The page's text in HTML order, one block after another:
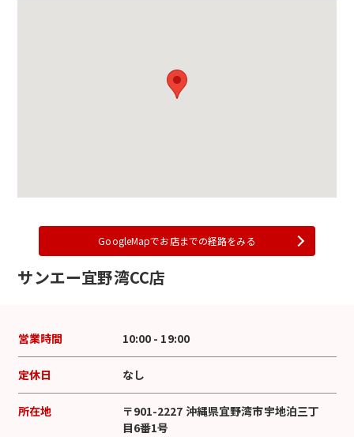
GoogleMapでお店までの経路をみる
サンエー宜野湾CC店
営業時間 10:00 - 19:00
定休日 なし
所在地
〒901-2227 沖縄県宜野湾市宇地泊三丁
目6番1号